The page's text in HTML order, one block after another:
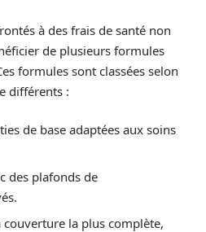
à des frais de santé non
de plusieurs formules
formules sont classées selon
différents :
de base adaptées aux soins
des plafonds de
couverture la plus complète,